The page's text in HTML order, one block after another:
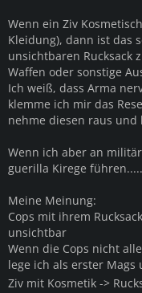
Wenn ein Ziv
Kleidung), dann ist das
unsichtbaren Rucksack
Waffen oder sonstige
Ich weiß, dass Arma
klemme ich mir das
nehme diesen raus und
Wenn ich aber an
guerilla Kirege
Meine Meinung:
Cops mit ihrem
unsichtbar
Wenn die Cops nicht
lege ich als erster Mags
Ziv mit Kosmetik ->